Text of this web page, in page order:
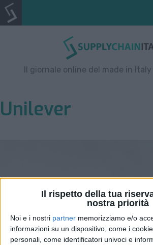
Il rispetto della tua
nostra priorità
Noi e i nostri partner memorizziamo e/o
informazioni su un dispositivo, come i
personali, come identificatori univoci e
Il giornale online del made in
Unilever